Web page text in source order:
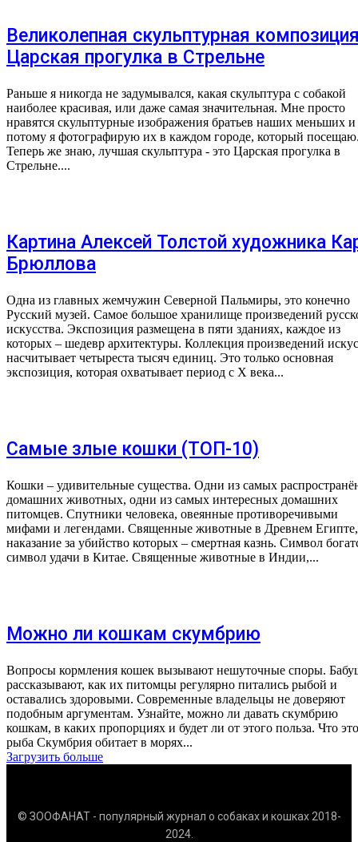
Великолепная скульптурная
Царская прогулка в Стрельне
Раньше я никогда не задумывался, какая скульптура с собакой
наиболее красивая, или даже самая значительная. Мне просто
нравятся скульптурные изображения братьев наших меньших и
потому я фотографирую их в каждом городе, который
Теперь же знаю, лучшая скульптура - это Царская прогулка в
Стрельне....
Картина Алексей Толстой художника
Брюллова
Одна из главных жемчужин Северной Пальмиры, это конечно
Русский музей. Самое большое хранилище произведений
искусства. Экспозиция размещена в пяти зданиях, каждое из
которых – шедевр архитектуры. Коллекция произведений
насчитывает четыреста тысяч единиц. Это только основная
экспозиция, которая охватывает период с X века...
Самые злые кошки (ТОП-10)
Кошки – удивительные существа. Одни из самых
домашних животных, одни из самых интересных домашних
питомцев. Спутники человека, овеянные противоречивыми
мифами и легендами. Священные животные в Древнем Египте,
наказание за убийство которых – смертная казнь. Символ
символ удачи в Китае. Священные животные в Индии,...
Можно ли кошкам скумбрию
Вопросы кормления кошек вызывают нешуточные споры.
рассказывают, как их питомцы регулярно питались рыбой и
оставались здоровыми. Современные владельцы не доверяют
подобным аргументам. Узнайте, можно ли давать скумбрию
кошкам, в каких пропорциях и будет ли от этого польза. Что это за
рыба Скумбрия обитает в морях...
Загрузить больше
© ЗООФАНАТ - популярный журнал о собаках и кошках 2018-
2024.